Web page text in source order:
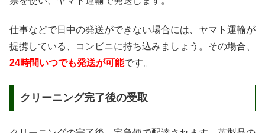
仕事などで日中の発送ができない場合には、ヤマト運輸が
提携している、コンビニに持ち込みましょう。その場合、
24時間いつでも発送が可能です。
クリーニング完了後の受取